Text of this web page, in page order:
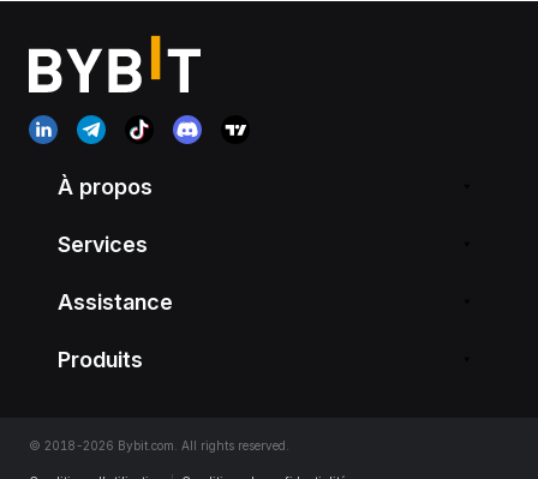
À propos
Services
Assistance
Produits
© 2018-2026 Bybit.com. All rights reserved.